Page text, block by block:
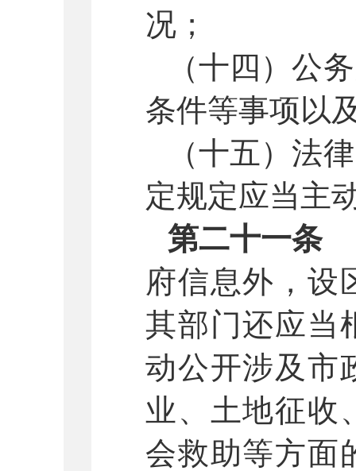
况；
（十四）公
条件等事项以
（十五）法
定规定应当主
第二十一条
府信息外，设
其部门还应当
动公开涉及市
业、土地征收
会救助等方面